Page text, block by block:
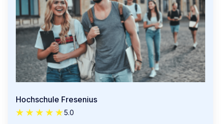
Hochschule Fresenius
5.0